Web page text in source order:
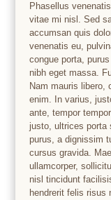
Phasellus
vitae mi nisl. Sed
accumsan quis
venenatis eu,
congue porta,
nibh eget massa.
Nam mauris libero,
enim. In varius,
ante, tempor
justo, ultrices porta
purus, a dignissim
cursus gravida.
ullamcorper,
nisl tincidunt
hendrerit felis risus